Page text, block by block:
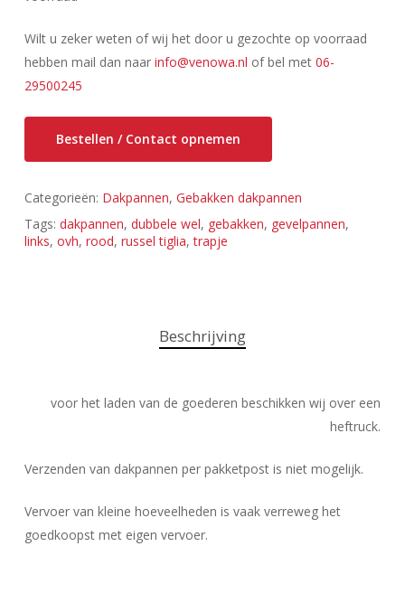
Wilt u zeker weten of wij het door u gezochte op voorraad
hebben mail dan naar info@venowa.nl of bel met 06-
29500245
Bestellen / Contact opnemen
Categorieën: Dakpannen, Gebakken dakpannen
Tags: dakpannen, dubbele wel, gebakken, gevelpannen,
links, ovh, rood, russel tiglia,trapje
Beschrijving
voor het laden van de goederen beschikken wij over een
heftruck.
Verzenden van dakpannen per pakketpost is niet mogelijk.
Vervoer van kleine hoeveelheden is vaak verreweg het
goedkoopst met eigen vervoer.